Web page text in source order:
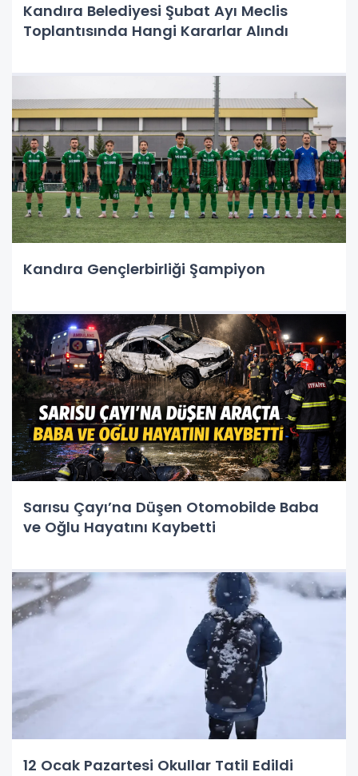
Kandıra Belediyesi Şubat Ayı Meclis
Toplantısında Hangi Kararlar Alındı
Kandıra Gençlerbirliği Şampiyon
Sarısu Çayı’na Düşen Otomobilde Baba
ve Oğlu Hayatını Kaybetti
12 Ocak Pazartesi Okullar Tatil Edildi